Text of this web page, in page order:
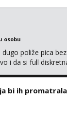
osobu
poliže pica
i da si full
bi ih